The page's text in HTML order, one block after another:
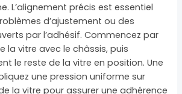
L’alignement précis est essentiel
d’ajustement ou des
par l’adhésif. Commencez par
la vitre avec le châssis, puis
le reste de la vitre en position. Une
une pression uniforme sur
la vitre pour assurer une adhérence